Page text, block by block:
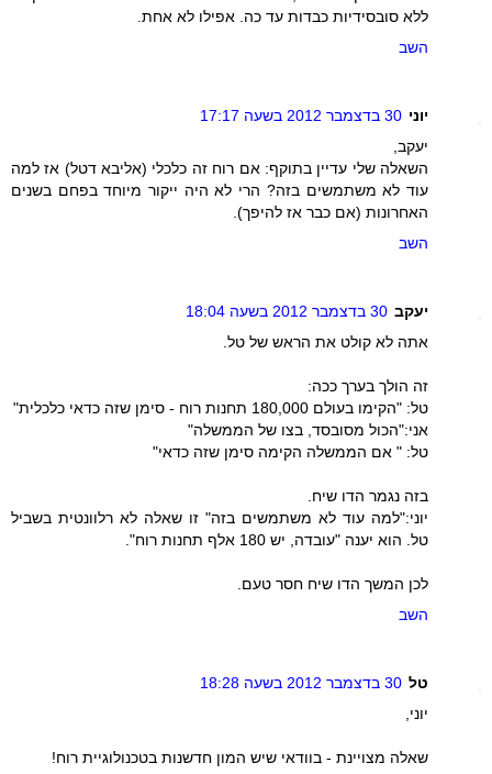
ללא סובסידיות כבדות עד כה. אפילו לא אחת.
השב
יוני 30 בדצמבר 2012 בשעה 17:17
יעקב,
השאלה שלי עדיין בתוקף: אם רוח זה כלכלי (אליבא דטל) אז למה
עוד לא משתמשים בזה? הרי לא היה ייקור מיוחד בפחם בשנים
האחרונות (אם כבר אז להיפך).
השב
יעקב 30 בדצמבר 2012 בשעה 18:04
אתה לא קולט את הראש של טל.
זה הולך בערך ככה:
טל: "הקימו בעולם 180,000 תחנות רוח - סימן שזה כדאי כלכלית"
אני:"הכול מסובסד, בצו של הממשלה"
טל: " אם הממשלה הקימה סימן שזה כדאי"
בזה נגמר הדו שיח.
יוני:"למה עוד לא משתמשים בזה" זו שאלה לא רלוונטית בשביל
טל. הוא יענה "עובדה, יש 180 אלף תחנות רוח".
לכן המשך הדו שיח חסר טעם.
השב
טל 30 בדצמבר 2012 בשעה 18:28
יוני,
שאלה מצויינת - בוודאי שיש המון חדשנות בטכנולוגיית רוח!